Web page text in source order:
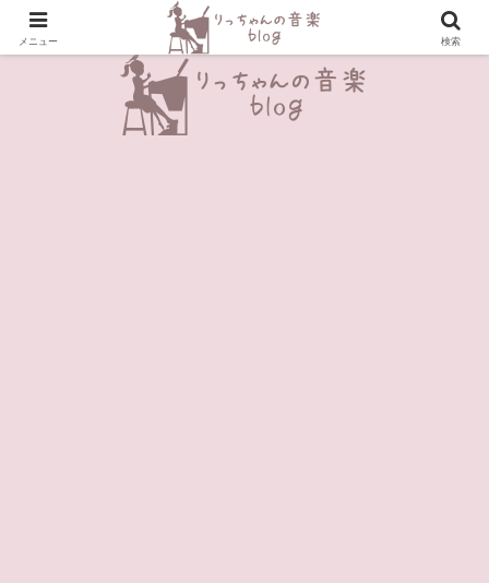
＼Enjoy Music!／
メニュー 検索